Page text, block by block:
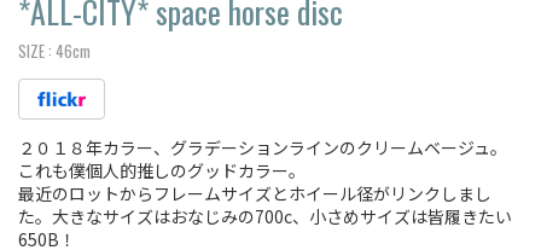
*ALL-CITY* space horse disc
SIZE : 46cm
２０１８年カラー、グラデーションラインのクリームベージュ。
これも僕個人的推しのグッドカラー。
最近のロットからフレームサイズとホイール径がリンクしまし
た。大きなサイズはおなじみの700c、小さめサイズは皆履きたい
650B！
Fixed Gear / Single Speed
Road Bike